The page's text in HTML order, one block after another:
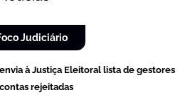
Judiciário
à Justiça Eleitoral lista de gestores
rejeitadas